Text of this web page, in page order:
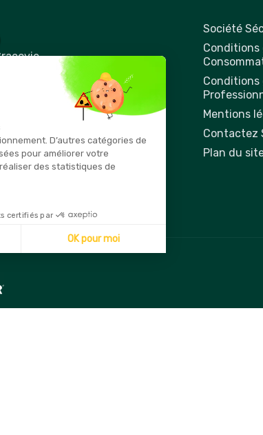
Apollinaire
15
Société
Conditions
Conditions
Mentions
Contactez
Plan du
D’autres catégories de
pour améliorer votre
des statistiques de
certifiés par
OK pour moi
Consentement : Personnalisez vos Options
d'adapter et de gérer vos paramètres de